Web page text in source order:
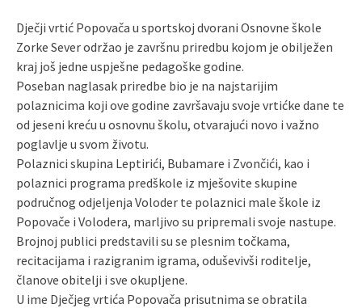
Dječji vrtić Popovača u sportskoj dvorani Osnovne škole
Zorke Sever održao je završnu priredbu kojom je obilježen
kraj još jedne uspješne pedagoške godine.
Poseban naglasak priredbe bio je na najstarijim
polaznicima koji ove godine završavaju svoje vrtićke dane te
od jeseni kreću u osnovnu školu, otvarajući novo i važno
poglavlje u svom životu.
Polaznici skupina Leptirići, Bubamare i Zvončići, kao i
polaznici programa predškole iz mješovite skupine
područnog odjeljenja Voloder te polaznici male škole iz
Popovače i Volodera, marljivo su pripremali svoje nastupe.
Brojnoj publici predstavili su se plesnim točkama,
recitacijama i razigranim igrama, oduševivši roditelje,
članove obitelji i sve okupljene.
U ime Dječjeg vrtića Popovača prisutnima se obratila